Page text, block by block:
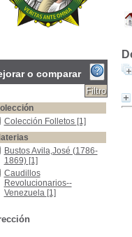
o comparar
Folletos
Colección Folletos [1]
Avila,José (1786-1869)
Bustos Avila,José (1786-
1869) [1]
Revolucionarios--
Caudillos
Revolucionarios--
Venezuela [1]
Venezuela -Fuentes